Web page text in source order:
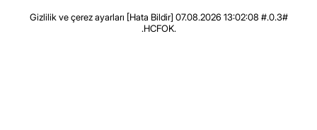
Gizlilik ve çerez ayarları [Hata Bildir] 07.08.2026 13:02:08 #.0.3#
.HCFOK.